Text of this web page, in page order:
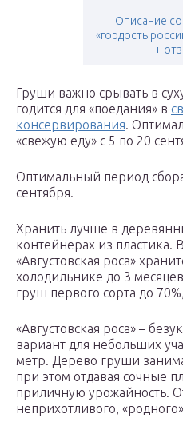
Описание
«гордость
+
Груши важно срывать в
годится для «поедания» в
консервирования.
«свежую еду» с 5 по 20
Оптимальный период
сентября.
Хранить лучше в
контейнерах из пластика.
«Августовская роса»
холодильнике до 3
груш первого сорта до
«Августовская роса» –
вариант для небольших
метр. Дерево груши
при этом отдавая сочные
приличную урожайность.
неприхотливого,